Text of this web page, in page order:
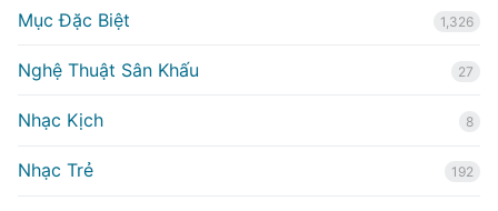
Mục Đặc Biệt 1,326
Nghệ Thuật Sân Khấu 27
Nhạc Kịch 8
Nhạc Trẻ 192